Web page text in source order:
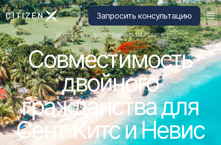
Перейти на главную страницу CitizenX
Запросить консультацию
ПОСЛЕДНЕЕ ОБНОВЛЕНИЕ: 19 МАЯ 2026 Г.
Совместимость
двойного
гражданства для
Сент-Китс и Невис